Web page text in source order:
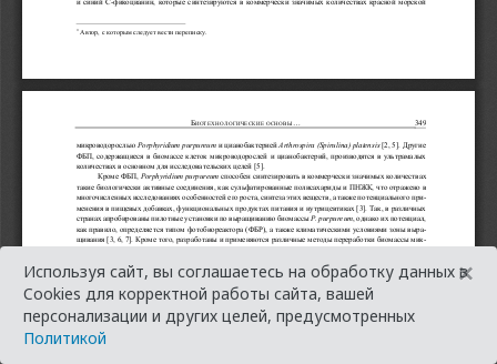
Используя сайт, вы соглашаетесь на обработку данных в
Cookies для корректной работы сайта, вашей
персонализации и других целей, предусмотренных
Политикой
×